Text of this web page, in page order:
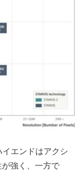
エンドはアクシ
強く、一方で